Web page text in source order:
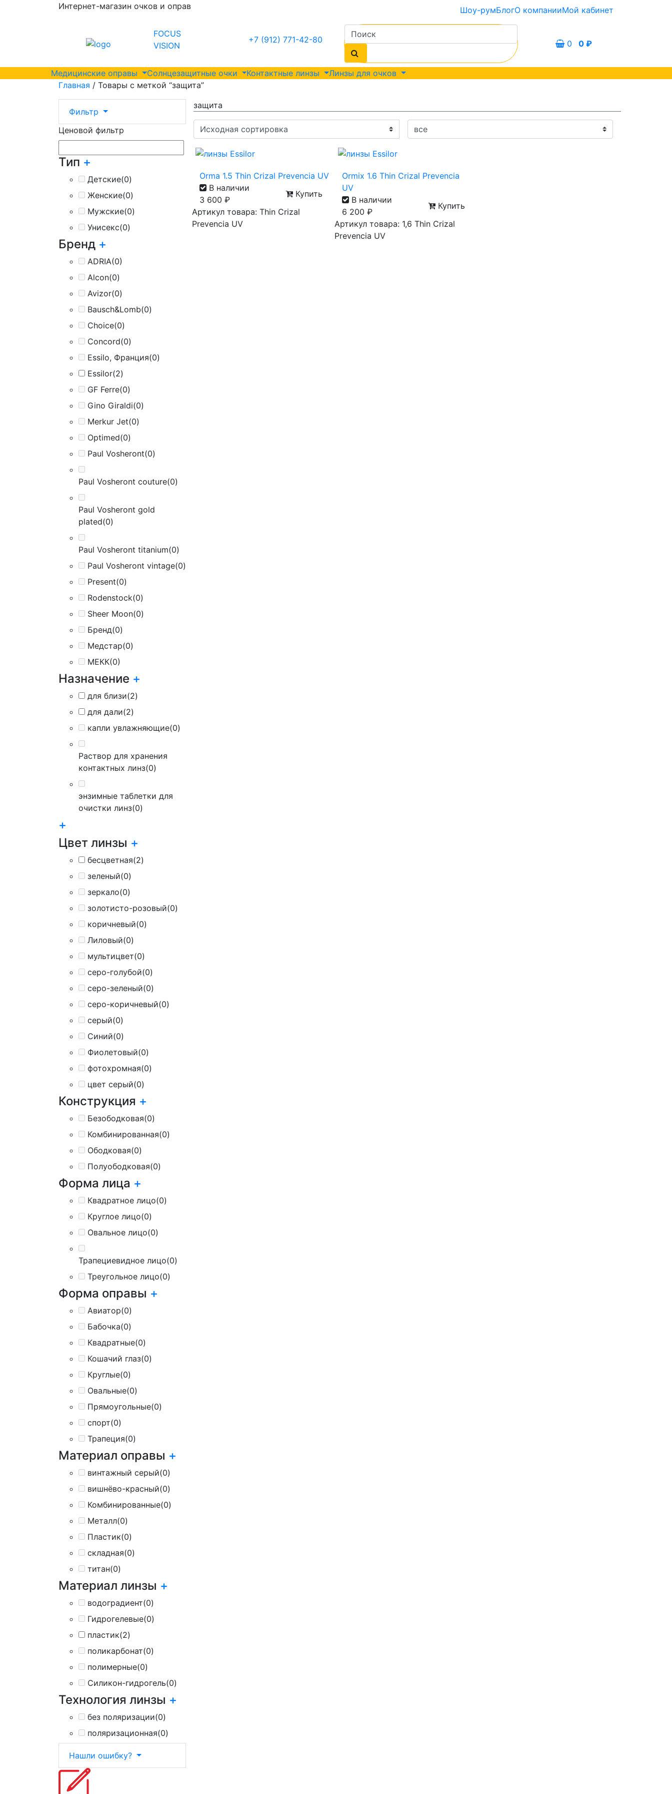
Интернет-магазин очков и оправ Шоу-румБлогО компанииМой кабинет
FOCUS
VISION
+7 (912) 771-42-80 0 0 ₽
Медицинские оправы Солнцезащитные очки Контактные линзы
Линзы для очков
Главная / Товары с меткой “защита”
Фильтр
Ценовой фильтр
Тип +
Детские(0)
Женские(0)
Мужские(0)
Унисекс(0)
Бренд +
ADRIA(0)
Alcon(0)
Avizor(0)
Bausch&Lomb(0)
Choice(0)
Concord(0)
Essilo, Франция(0)
Essilor(2)
GF Ferre(0)
Gino Giraldi(0)
Merkur Jet(0)
Optimed(0)
Paul Vosheront(0)
Paul Vosheront couture(0)
Paul Vosheront gold
plated(0)
Paul Vosheront titanium(0)
Paul Vosheront vintage(0)
Present(0)
Rodenstock(0)
Sheer Moon(0)
Бренд(0)
Медстар(0)
МЕКК(0)
Назначение +
для близи(2)
для дали(2)
капли увлажняющие(0)
Раствор для хранения
контактных линз(0)
энзимные таблетки для
очистки линз(0)
+
Цвет линзы +
бесцветная(2)
зеленый(0)
зеркало(0)
золотисто-розовый(0)
коричневый(0)
Лиловый(0)
мультицвет(0)
серо-голубой(0)
серо-зеленый(0)
серо-коричневый(0)
серый(0)
Синий(0)
Фиолетовый(0)
фотохромная(0)
цвет серый(0)
Конструкция +
Безободковая(0)
Комбинированная(0)
Ободковая(0)
Полуободковая(0)
Форма лица +
Квадратное лицо(0)
Круглое лицо(0)
Овальное лицо(0)
Трапециевидное лицо(0)
Треугольное лицо(0)
Форма оправы +
Авиатор(0)
Бабочка(0)
Квадратные(0)
Кошачий глаз(0)
Круглые(0)
Овальные(0)
Прямоугольные(0)
спорт(0)
Трапеция(0)
Материал оправы +
винтажный серый(0)
вишнёво-красный(0)
Комбинированные(0)
Металл(0)
Пластик(0)
складная(0)
титан(0)
Материал линзы +
водоградиент(0)
Гидрогелевые(0)
пластик(2)
поликарбонат(0)
полимерные(0)
Силикон-гидрогель(0)
Технология линзы +
без поляризации(0)
поляризационная(0)
Нашли ошибку?
защита
Orma 1.5 Thin Crizal Prevencia UV
В наличии
3 600 ₽
Купить
Артикул товара: Thin Crizal
Prevencia UV
Ormix 1.6 Thin Crizal Prevencia
UV
В наличии
6 200 ₽
Купить
Артикул товара: 1,6 Thin Crizal
Prevencia UV